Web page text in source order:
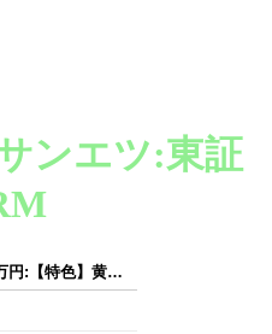
ンエツ:東証
円:【特色】黄…